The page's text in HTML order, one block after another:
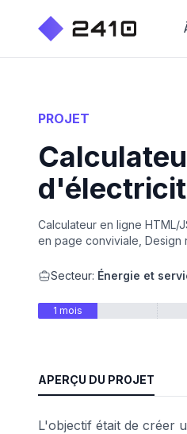
PROJET
Calculateur en ligne HTML/
en page conviviale, Design
Secteur: Énergie et
1 mois
APERÇU DU PROJET
L'objectif était de créer